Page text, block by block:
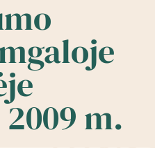
m.